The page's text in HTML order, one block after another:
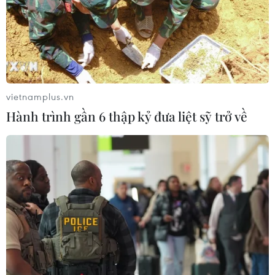
Lở đất tại Philippines khiến ít nhất 4
người thiệt mạng
06/08/2026 15:06
Trung Quốc thử nghiệm tuyến tàu
cao tốc xuyên vùng đất đóng băng
vĩnh cửu
06/08/2026 12:35
Trung Quốc vận hành giàn phát điện
gió nổi đầu tiên chịu được bão cấp 17
06/08/2026 11:20
vietnamplus.vn
Hành trình gần 6 thập kỷ đưa liệt sỹ trở về